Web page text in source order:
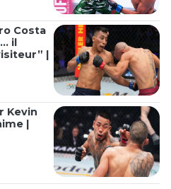
Costa
il
|
Kevin
|